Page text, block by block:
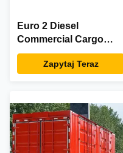
Euro 2 Diesel
Commercial Cargo
Box Furgon Furgon 26
Zapytaj Teraz